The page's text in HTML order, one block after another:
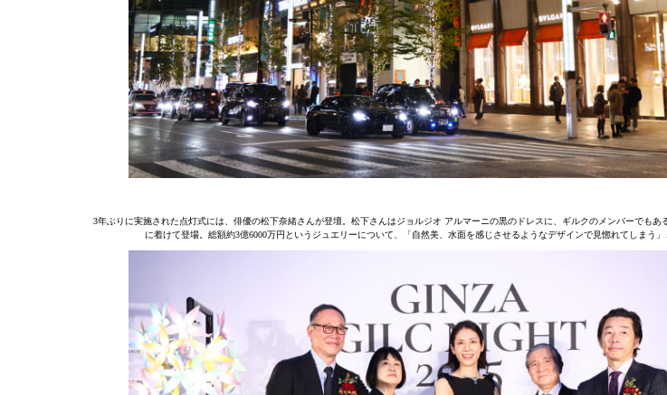
3年ぶりに実施された点灯式には、俳優の松下奈緒さんが登壇。松下さんはジョルジオ アルマーニの黒のドレスに、ギルクのメンバーでもあ
に着けて登場。総額約3億6000万円というジュエリーについて、「自然美、水面を感じさせるようなデザインで見惚れてしまう」